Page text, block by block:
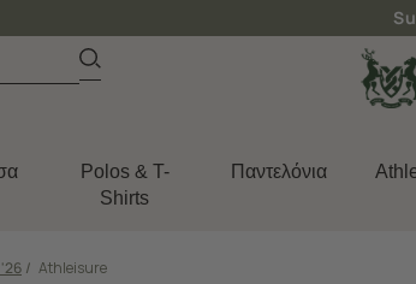
Δωρεάν
Polos & T-
Shirts
Παντελόνια
/ Athleisure